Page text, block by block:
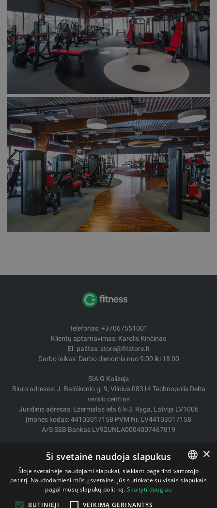
Telefonas: +37067551001
Klientų aptarnavimas: Karolis Kinčinas
El. paštas: store@fitstore.lt
Darbo laikas: Darbo dienomis nuo 9:00 iki 18:00
SIA G Kolizejs
Biuro adresas: J. Balčikonio g. 9, Vilnius 08314 Technopolis Delta
verslo centras
Juridinis adresas: Ezermalas iela 6 k-3, Ryga, Latvija LV1006
Įmonės kodas: 44103017158 PVM Nr. LV44103017158
A/S SEB Bankas LV92UNLA0004007467819
Mokėjimo būdai
Pirkimo sąlygos
Kontaktai
Privatumo politika
LITHUANIAN
×
Ši svetainė naudoja slapukus
Šioje svetainėje naudojami slapukai, siekiant pagerinti vartotojo
patirtį. Naudodamiesi mūsų svetaine, jūs sutinkate su visais slapukais
pagal mūsų slapukų politiką. Skaityti daugiau
BŪTINIEJI
VEIKIMĄ GERINANTYS